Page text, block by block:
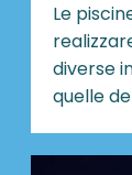
Le
diverse
quelle